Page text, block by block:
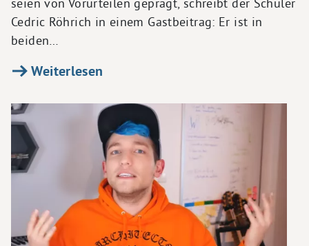
Cedric Röhrich in einem Gastbeitrag: Er ist in
beiden…
Weiterlesen